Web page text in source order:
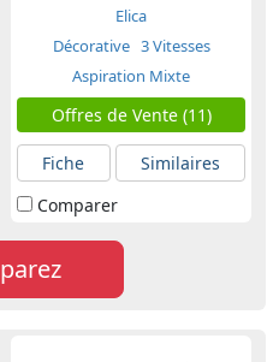
Elica
Décorative 3 Vitesses
Aspiration Mixte
Offres de Vente (11)
Fiche
Similaires
Comparer